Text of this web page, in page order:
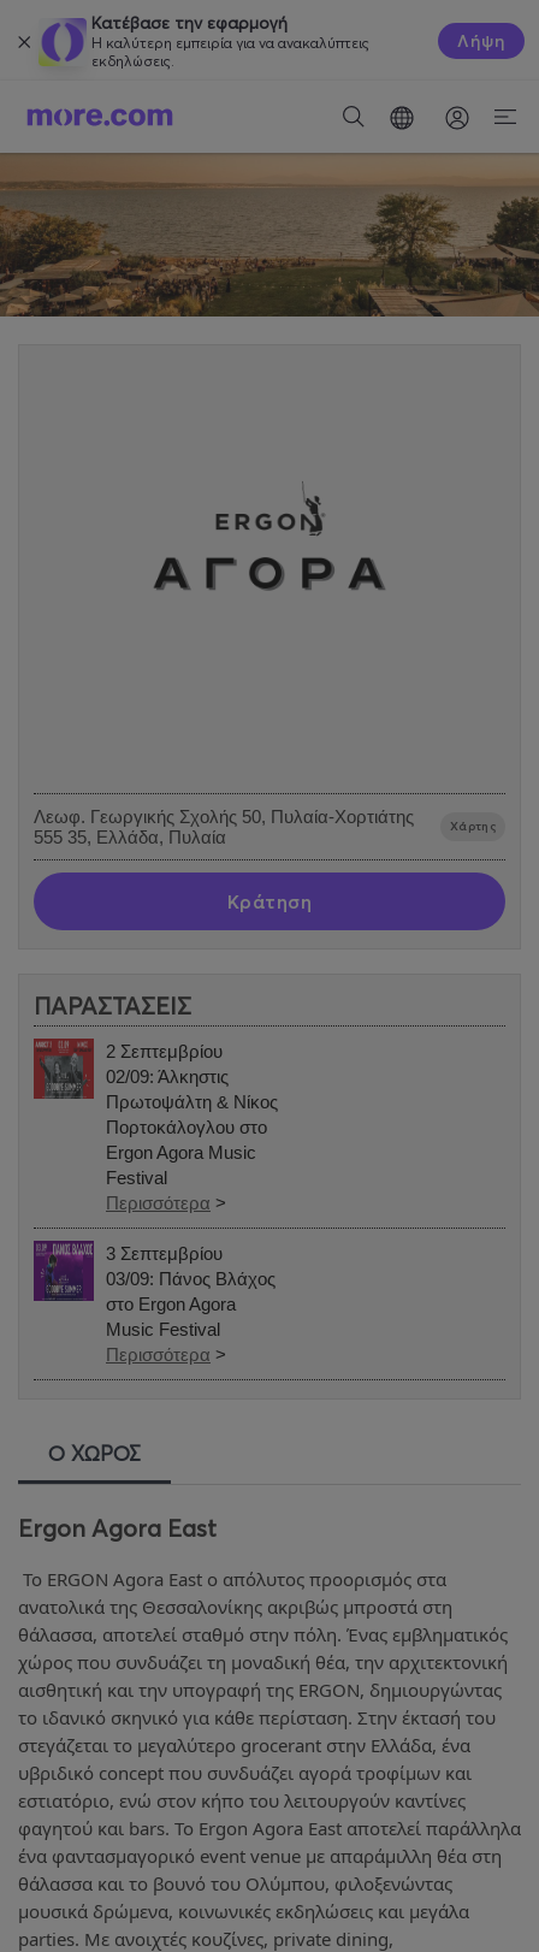
Κατέβασε την εφαρμογή
Η καλύτερη εμπειρία για να ανακαλύπτεις
εκδηλώσεις.
Λήψη
Λεωφ. Γεωργικής Σχολής 50, Πυλαία-Χορτιάτης
555 35, Ελλάδα, Πυλαία
Χάρτης
Κράτηση
ΠΑΡΑΣΤΑΣΕΙΣ
2 Σεπτεμβρίου
02/09: Άλκηστις
Πρωτοψάλτη & Νίκος
Πορτοκάλογλου στο
Ergon Agora Music
Festival
Περισσότερα >
3 Σεπτεμβρίου
03/09: Πάνος Βλάχος
στο Ergon Agora
Music Festival
Περισσότερα >
Ο ΧΩΡΟΣ
Ergon Agora East
Το ERGON Agora East o απόλυτος προορισμός στα
ανατολικά της Θεσσαλονίκης ακριβώς μπροστά στη
θάλασσα, αποτελεί σταθμό στην πόλη. Ένας εμβληματικός
χώρος που συνδυάζει τη μοναδική θέα, την αρχιτεκτονική
αισθητική και την υπογραφή της ERGON, δημιουργώντας
το ιδανικό σκηνικό για κάθε περίσταση. Στην έκτασή του
στεγάζεται το μεγαλύτερο grocerant στην Ελλάδα, ένα
υβριδικό concept που συνδυάζει αγορά τροφίμων και
εστιατόριο, ενώ στον κήπο του λειτουργούν καντίνες
φαγητού και bars. To Ergon Agora East αποτελεί παράλληλα
ένα φαντασμαγορικό event venue με απαράμιλλη θέα στη
θάλασσα και το βουνό του Ολύμπου, φιλοξενώντας
μουσικά δρώμενα, κοινωνικές εκδηλώσεις και μεγάλα
parties. Με ανοιχτές κουζίνες, private dining,